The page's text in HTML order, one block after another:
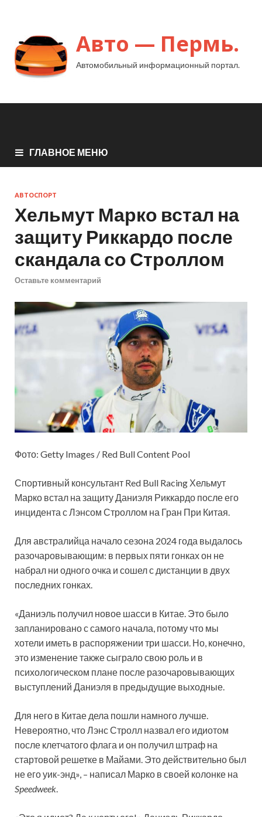
Авто — Пермь.
Автомобильный информационный портал.
ГЛАВНОЕ МЕНЮ
АВТОСПОРТ
Хельмут Марко встал на
защиту Риккардо после
скандала со Строллом
Оставьте комментарий
Фото: Getty Images / Red Bull Content Pool
Спортивный консультант Red Bull Racing Хельмут
Марко встал на защиту Даниэля Риккардо после его
инцидента с Лэнсом Строллом на Гран При Китая.
Для австралийца начало сезона 2024 года выдалось
разочаровывающим: в первых пяти гонках он не
набрал ни одного очка и сошел с дистанции в двух
последних гонках.
«Даниэль получил новое шасси в Китае. Это было
запланировано с самого начала, потому что мы
хотели иметь в распоряжении три шасси. Но, конечно,
это изменение также сыграло свою роль и в
психологическом плане после разочаровывающих
выступлений Даниэля в предыдущие выходные.
Для него в Китае дела пошли намного лучше.
Невероятно, что Лэнс Стролл назвал его идиотом
после клетчатого флага и он получил штраф на
стартовой решетке в Майами. Это действительно был
не его уик-энд», – написал Марко в своей колонке на
Speedweek.